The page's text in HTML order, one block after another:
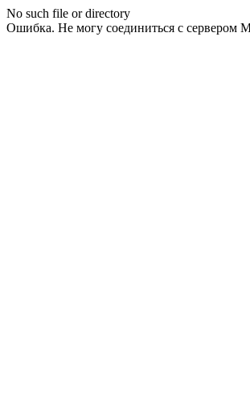
No such file or directory
Ошибка. Не могу соединиться с сервером